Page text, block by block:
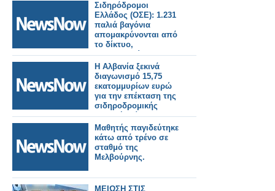
Σιδηρόδρομοι
Ελλάδος (ΟΣΕ): 1.231
παλιά βαγόνια
απομακρύνονται από
το δίκτυο,
απελευθερώνοντας
κρίσιμους χώρους και
ενισχύοντας την
ασφάλεια των
εγκαταστάσεων.
Η Αλβανία ξεκινά
διαγωνισμό 15,75
εκατομμυρίων ευρώ
για την επέκταση της
σιδηροδρομικής
γραμμής Τίρανα-
Δυρράχιο.
Μαθητής παγιδεύτηκε
κάτω από τρένο σε
σταθμό της
Μελβούρνης.
ΜΕΙΩΣΗ ΣΤΙΣ